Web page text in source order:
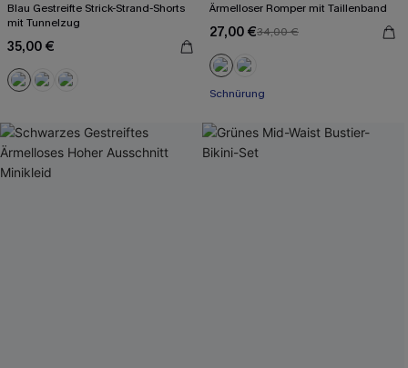
Blau Gestreifte Strick-Strand-Shorts
mit Tunnelzug
35,00 €
Ärmelloser Romper mit Taillenband
27,00 €34,00 €
Schnürung